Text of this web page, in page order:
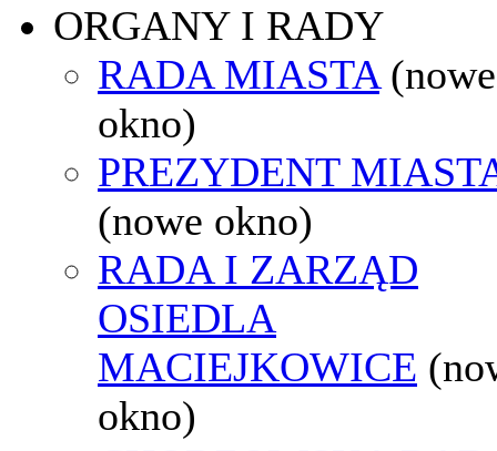
ORGANY I RADY
RADA MIASTA (nowe
okno)
PREZYDENT
(nowe okno)
RADA I ZARZĄD
OSIEDLA
MACIEJKOWICE
okno)